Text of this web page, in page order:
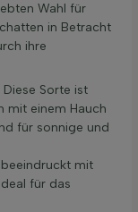
Wahl für
in Betracht
ihre
Diese Sorte ist
mit einem Hauch
für sonnige und
beeindruckt mit
für das